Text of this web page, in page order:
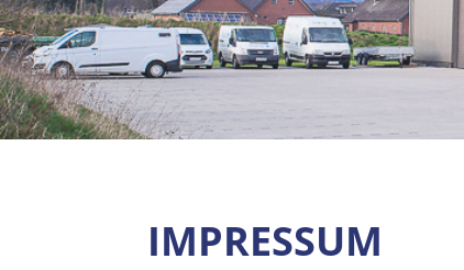
IMPRESSUM